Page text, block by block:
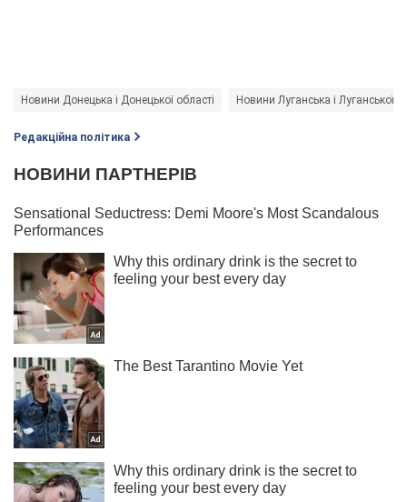
Новини Донецька і Донецької області Новини Луганська і Луганської
Редакційна політика